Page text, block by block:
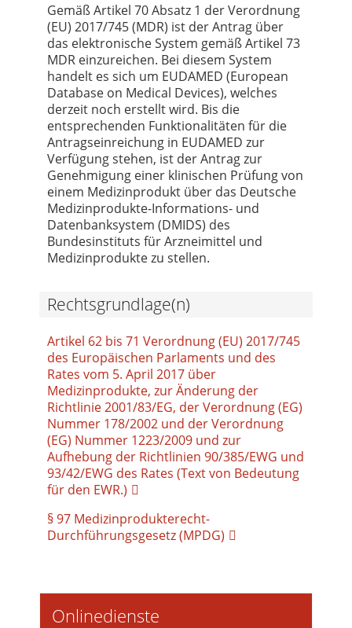
Gemäß Artikel 70 Absatz 1 der Verordnung
(EU) 2017/745 (MDR) ist der Antrag über
das elektronische System gemäß Artikel 73
MDR einzureichen. Bei diesem System
handelt es sich um EUDAMED (European
Database on Medical Devices), welches
derzeit noch erstellt wird. Bis die
entsprechenden Funktionalitäten für die
Antragseinreichung in EUDAMED zur
Verfügung stehen, ist der Antrag zur
Genehmigung einer klinischen Prüfung von
einem Medizinprodukt über das Deutsche
Medizinprodukte-Informations- und
Datenbanksystem (DMIDS) des
Bundesinstituts für Arzneimittel und
Medizinprodukte zu stellen.
Rechtsgrundlage(n)
Artikel 62 bis 71 Verordnung (EU) 2017/745
des Europäischen Parlaments und des
Rates vom 5. April 2017 über
Medizinprodukte, zur Änderung der
Richtlinie 2001/83/EG, der Verordnung (EG)
Nummer 178/2002 und der Verordnung
(EG) Nummer 1223/2009 und zur
Aufhebung der Richtlinien 90/385/EWG und
93/42/EWG des Rates (Text von Bedeutung
für den EWR.)
§ 97 Medizinprodukterecht-
Durchführungsgesetz (MPDG)
Onlinedienste